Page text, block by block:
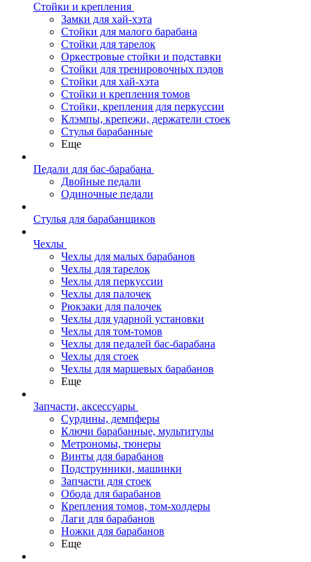
Стойки и крепления
Замки для хай-хэта
Стойки для малого барабана
Стойки для тарелок
Оркестровые стойки и подставки
Стойки для тренировочных пэдов
Стойки для хай-хэта
Стойки и крепления томов
Стойки, крепления для перкуссии
Клэмпы, крепежи, держатели стоек
Стулья барабанные
Еще
Педали для бас-барабана
Двойные педали
Одиночные педали
Стулья для барабанщиков
Чехлы
Чехлы для малых барабанов
Чехлы для тарелок
Чехлы для перкуссии
Чехлы для палочек
Рюкзаки для палочек
Чехлы для ударной установки
Чехлы для том-томов
Чехлы для педалей бас-барабана
Чехлы для стоек
Чехлы для маршевых барабанов
Еще
Запчасти, аксессуары
Сурдины, демпферы
Ключи барабанные, мультитулы
Метрономы, тюнеры
Винты для барабанов
Подструнники, машинки
Запчасти для стоек
Обода для барабанов
Крепления томов, том-холдеры
Лаги для барабанов
Ножки для барабанов
Еще